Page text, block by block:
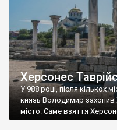
Херсонес
У 988 році, після кількох
князь Володимир захопив
місто. Саме взяття
диктувати свої умови